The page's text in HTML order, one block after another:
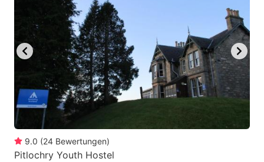
9.0 (24 Bewertungen)
Pitlochry Youth Hostel